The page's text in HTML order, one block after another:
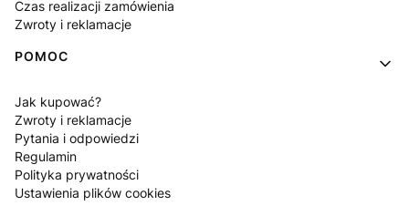
Czas realizacji zamówienia
Zwroty i reklamacje
POMOC
Jak kupować?
Zwroty i reklamacje
Pytania i odpowiedzi
Regulamin
Polityka prywatności
Ustawienia plików cookies